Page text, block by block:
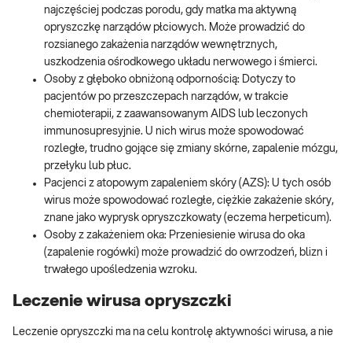
najczęściej podczas porodu, gdy matka ma aktywną
opryszczkę narządów płciowych. Może prowadzić do
rozsianego zakażenia narządów wewnętrznych,
uszkodzenia ośrodkowego układu nerwowego i śmierci.
Osoby z głęboko obniżoną odpornością: Dotyczy to
pacjentów po przeszczepach narządów, w trakcie
chemioterapii, z zaawansowanym AIDS lub leczonych
immunosupresyjnie. U nich wirus może spowodować
rozległe, trudno gojące się zmiany skórne, zapalenie mózgu,
przełyku lub płuc.
Pacjenci z atopowym zapaleniem skóry (AZS): U tych osób
wirus może spowodować rozległe, ciężkie zakażenie skóry,
znane jako wyprysk opryszczkowaty (eczema herpeticum).
Osoby z zakażeniem oka: Przeniesienie wirusa do oka
(zapalenie rogówki) może prowadzić do owrzodzeń, blizn i
trwałego upośledzenia wzroku.
Leczenie wirusa opryszczki
Leczenie opryszczki ma na celu kontrolę aktywności wirusa, a nie